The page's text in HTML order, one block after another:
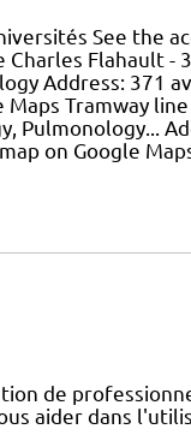
See the
Charles Flahault -
Address: 371
Maps Tramway
Pulmonology...
on Google
de
aider dans